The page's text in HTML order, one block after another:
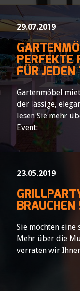
29.07.2019
PERFEKTE
FÜR JEDEN
Gartenmöbel
der lässige,
lesen Sie mehr
Event:
23.05.2019
BRAUCHEN
Sie möchten
Mehr über die
verraten wir